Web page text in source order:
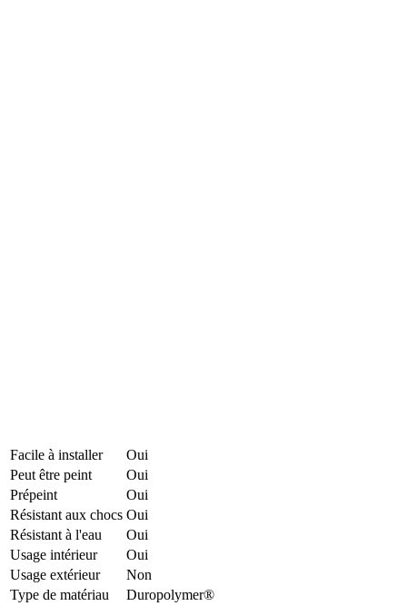
Facile à installer
Oui
Peut être peint
Oui
Prépeint
Oui
Résistant aux chocs Oui
Résistant à l'eau
Oui
Usage intérieur
Oui
Usage extérieur
Non
Type de matériau
Duropolymer®